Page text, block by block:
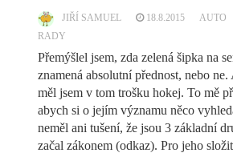
JIŘÍ SAMUEL 18.8.2015 AUTO
RADY
Přemýšlel jsem, zda zelená šipka na
znamená absolutní přednost, nebo
měl jsem v tom trošku hokej. To mě
abych si o jejím významu něco
neměl ani tušení, že jsou 3 základní
začal zákonem (odkaz). Pro jeho